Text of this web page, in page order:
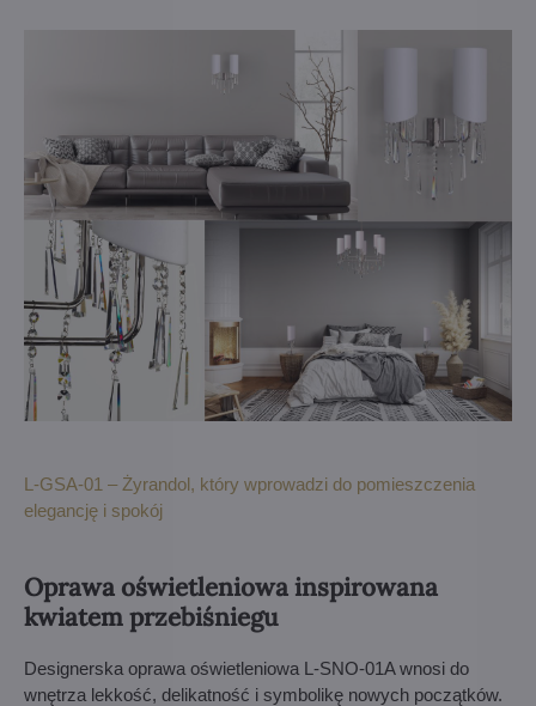
L-GSA-01 – Żyrandol, który wprowadzi do pomieszczenia
elegancję i spokój
Oprawa oświetleniowa inspirowana
kwiatem przebiśniegu
Designerska oprawa oświetleniowa L-SNO-01A wnosi do
wnętrza lekkość, delikatność i symbolikę nowych początków.